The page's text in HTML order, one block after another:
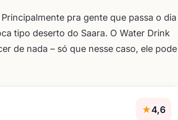
pra gente que passa o dia
tipo deserto do Saara. O Water Drink
de nada – só que nesse caso, ele pode
★4,6